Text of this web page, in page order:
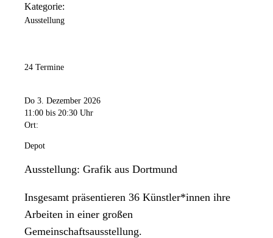
Kategorie:
Ausstellung
24 Termine
Do 3. Dezember 2026
11:00 bis 20:30 Uhr
Ort:
Depot
Ausstellung: Grafik aus Dortmund
Insgesamt präsentieren 36 Künstler*innen ihre
Arbeiten in einer großen
Gemeinschaftsausstellung.